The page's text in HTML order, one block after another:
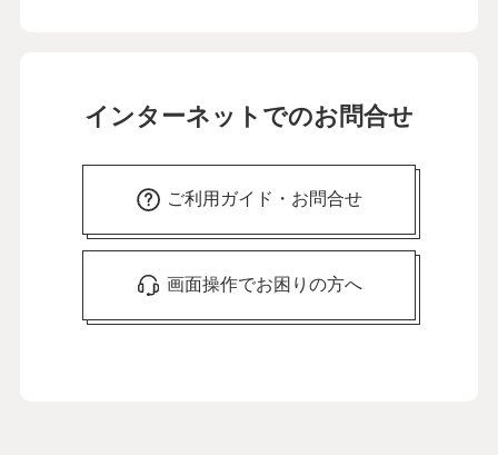
インターネットでのお問合せ
ご利用ガイド・お問合せ
画面操作でお困りの方へ